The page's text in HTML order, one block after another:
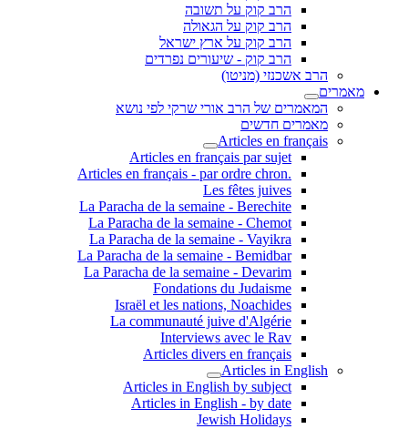
הרב קוק על תשובה
הרב קוק על הגאולה
הרב קוק על ארץ ישראל
הרב קוק - שיעורים נפרדים
הרב אשכנזי (מניטו)
מאמרים
המאמרים של הרב אורי שרקי לפי נושא
מאמרים חדשים
Articles en français
Articles en français par sujet
.Articles en français - par ordre chron
Les fêtes juives
La Paracha de la semaine - Berechite
La Paracha de la semaine - Chemot
La Paracha de la semaine - Vayikra
La Paracha de la semaine - Bemidbar
La Paracha de la semaine - Devarim
Fondations du Judaisme
Israël et les nations, Noachides
La communauté juive d'Algérie
Interviews avec le Rav
Articles divers en français
Articles in English
Articles in English by subject
Articles in English - by date
Jewish Holidays